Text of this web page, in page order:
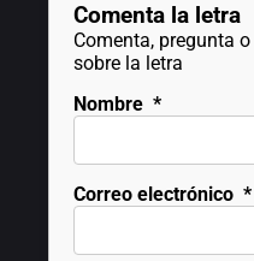
Comenta la letra
Comenta, pregunta
sobre la letra
Nombre *
Correo electrónico *